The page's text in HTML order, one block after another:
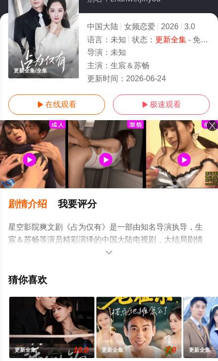
更新全集/全集
中国大陆 女频恋爱 2026
3.0
语言： 未知 状态： 更新全集- 免费在线观看
导演： 未知
主演： 生宸＆苏畅
更新时间： 2026-06-24
 在线观看  极速观看
剧情介绍 我要评分
星空影院爽文剧《占为仅有》是一部由知名导演执导，生
宸＆苏畅等演员精彩演绎的中国大陆电视剧，大结局剧情
已揭晓（更新全集），手机免费观看高清无删减完整版电
视剧、电视猫或剧情网等平台了解。

猜你喜欢
更新全集 10.0 更新全集 7.0 更新全集